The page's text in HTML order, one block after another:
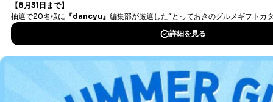
キャンペーン情報
もっと詳しく ▶︎
カテゴリ
22カテゴリの中からあなたにぴったり
もっと詳しく ▶︎